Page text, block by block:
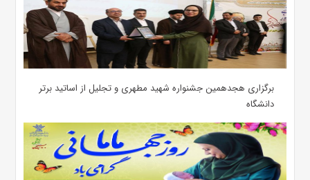
برگزاری هجدهمین جشنواره شهید مطهری و تجلیل از اساتید برتر
دانشگاه